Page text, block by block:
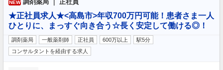
NEW 調剤薬局 ｜ 正社員
★正社員求人★<高島市>年収700万円可能！患者さま一人
ひとりに、まっすぐ向き合う☆長く安定して働ける◎！
調剤薬局 一般薬剤師 正社員 600万以上
駅5分
コンサルタントを経由する求人